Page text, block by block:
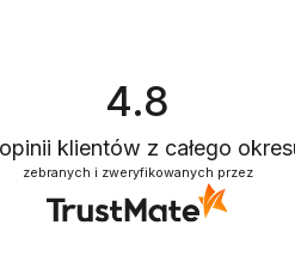
4.8
opinii klientów z całego
zebranych i zweryfikowanych przez